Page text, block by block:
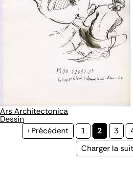
Ars Architectonica
Dessin
Page
‹ Précédent Page
1
Page
courante
2 Page
3
Page
Charger la